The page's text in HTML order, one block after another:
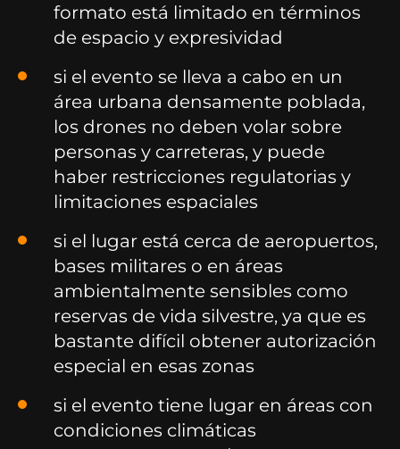
formato está limitado en términos
de espacio y expresividad
si el evento se lleva a cabo en un
área urbana densamente poblada,
los drones no deben volar sobre
personas y carreteras, y puede
haber restricciones regulatorias y
limitaciones espaciales
si el lugar está cerca de aeropuertos,
bases militares o en áreas
ambientalmente sensibles como
reservas de vida silvestre, ya que es
bastante difícil obtener autorización
especial en esas zonas
si el evento tiene lugar en áreas con
condiciones climáticas